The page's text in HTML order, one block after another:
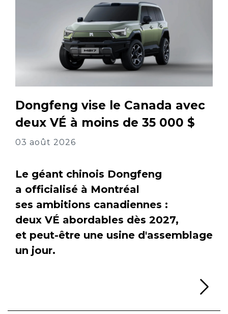
Dongfeng vise le Canada avec
deux VÉ à moins de 35 000 $
03 août 2026
Le géant chinois Dongfeng
a officialisé à Montréal
ses ambitions canadiennes :
deux VÉ abordables dès 2027,
et peut-être une usine d'assemblage
un jour.